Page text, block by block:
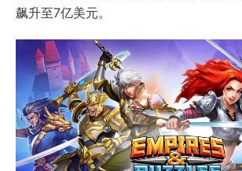
飙升至7亿美元。